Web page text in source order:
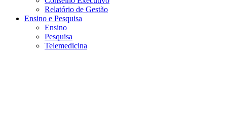
Relatório de Gestão
Ensino e Pesquisa
Ensino
Pesquisa
Telemedicina